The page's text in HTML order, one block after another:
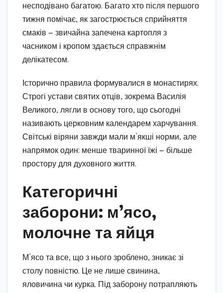
несподівано багатою. Багато хто після першого
тижня помічає, як загострюється сприйняття
смаків — звичайна запечена картопля з
часником і кропом здається справжнім
делікатесом.
Історично правила формувалися в монастирях.
Строгі устави святих отців, зокрема Василія
Великого, лягли в основу того, що сьогодні
називають церковним календарем харчування.
Світські віряни завжди мали м’якші норми, але
напрямок один: менше тваринної їжі — більше
простору для духовного життя.
Категоричні
заборони: м’ясо,
молочне та яйця
М’ясо та все, що з нього зроблено, зникає зі
столу повністю. Це не лише свинина,
яловичина чи курка. Під заборону потрапляють